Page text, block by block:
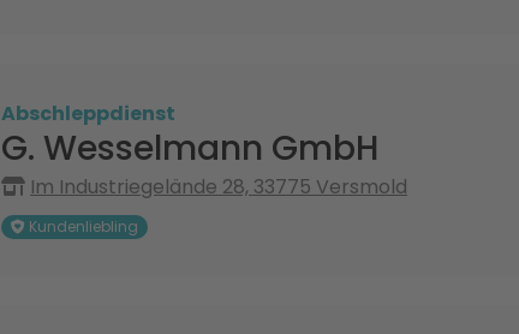
Abschleppdienst
G. Wesselmann GmbH
Im Industriegelände 28, 33775 Versmold
Kundenliebling